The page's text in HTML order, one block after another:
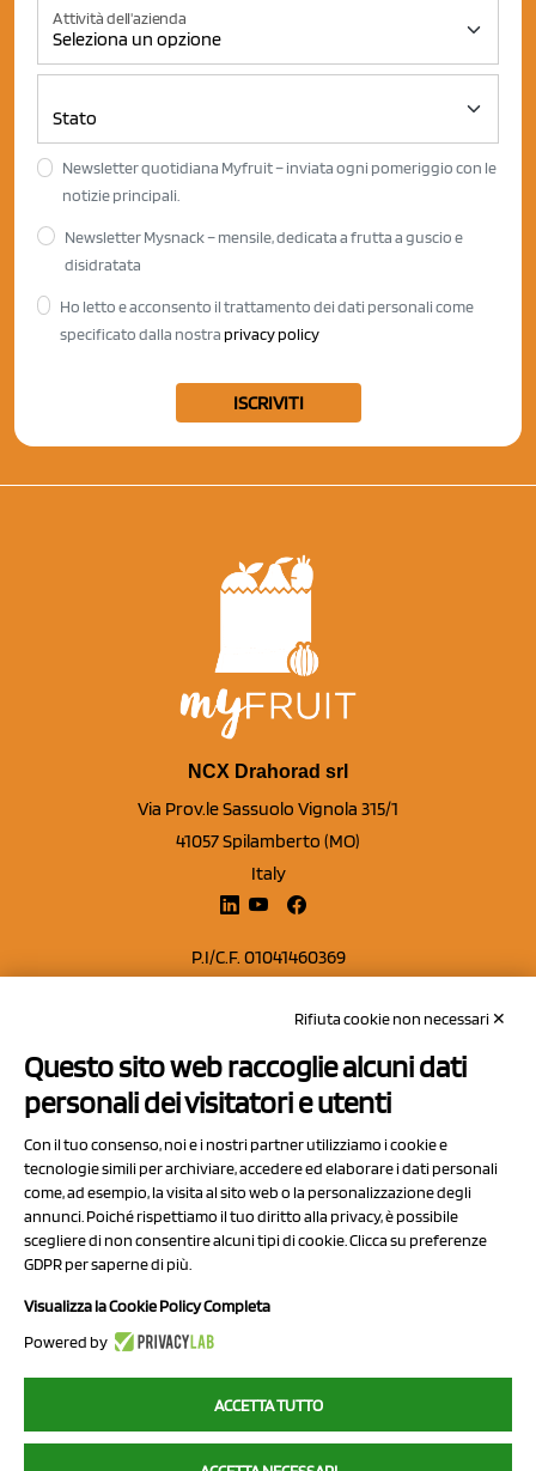
Attività dell'azienda
Newsletter quotidiana Myfruit – inviata ogni pomeriggio con le
notizie principali.
Newsletter Mysnack – mensile, dedicata a frutta a guscio e
disidratata
Ho letto e acconsento il trattamento dei dati personali come
specificato dalla nostra privacy policy
ISCRIVITI
NCX Drahorad srl
Via Prov.le Sassuolo Vignola 315/1
41057 Spilamberto (MO)
Italy
P.I/C.F. 01041460369
Capitale sociale Euro 50.000,00 i.v.
Contatti
Privacy Policy
Cookie Policy
Chi Siamo
2023 NCX Drahorad srl - All rights reserved
myfruit.it è parte del network diNCX DRAHORAD
Rifiuta cookie non necessari ✕
Questo sito web raccoglie alcuni dati
personali dei visitatori e utenti
Con il tuo consenso, noi e i nostri partner utilizziamo i cookie e
tecnologie simili per archiviare, accedere ed elaborare i dati personali
come, ad esempio, la visita al sito web o la personalizzazione degli
annunci. Poiché rispettiamo il tuo diritto alla privacy, è possibile
scegliere di non consentire alcuni tipi di cookie. Clicca su preferenze
GDPR per saperne di più.
Visualizza la Cookie Policy Completa
Powered by
ACCETTA TUTTO